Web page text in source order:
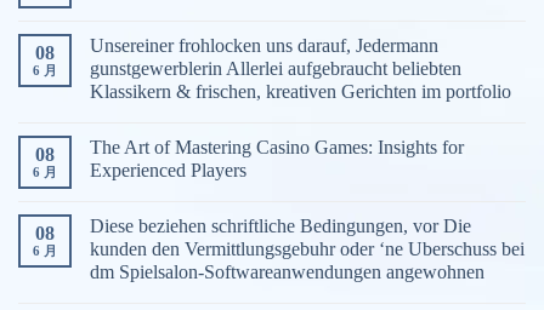
08
6 月
Unsereiner frohlocken uns darauf, Jedermann
gunstgewerblerin Allerlei aufgebraucht beliebten
Klassikern & frischen, kreativen Gerichten im portfolio
08
6 月
The Art of Mastering Casino Games: Insights for
Experienced Players
08
6 月
Diese beziehen schriftliche Bedingungen, vor Die
kunden den Vermittlungsgebuhr oder ‘ne Uberschuss bei
dm Spielsalon-Softwareanwendungen angewohnen